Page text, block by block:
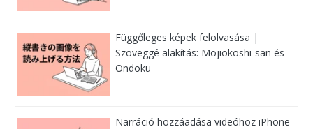
Függőleges képek felolvasása |
Szöveggé alakítás: Mojiokoshi-san és
Ondoku
Narráció hozzáadása videóhoz iPhone-